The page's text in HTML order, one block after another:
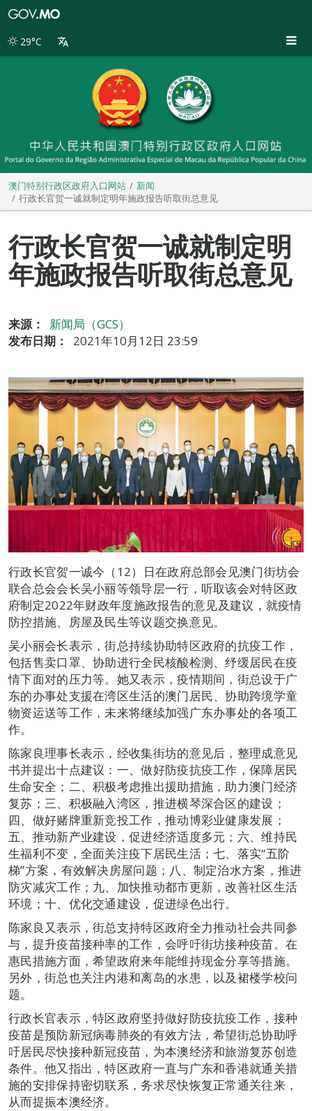
别
29°C
澳门特别行政区政府入口网站
新闻
行政长官贺一诚就制定明年施政报告听取街总意见
行政长官贺一诚就制定明
年施政报告听取街总意见
来源：
新闻局（GCS）
发布日期：
2021年10月12日 23:59
行政长官贺一诚今（12）日在政府总部会见澳门街坊会
联合总会会长吴小丽等领导层一行，听取该会对特区政
府制定2022年财政年度施政报告的意见及建议，就疫情
防控措施、房屋及民生等议题交换意见。
吴小丽会长表示，街总持续协助特区政府的抗疫工作，
包括售卖口罩、协助进行全民核酸检测、纾缓居民在疫
情下面对的压力等。她又表示，疫情期间，街总设于广
东的办事处支援在湾区生活的澳门居民、协助跨境学童
物资运送等工作，未来将继续加强广东办事处的各项工
作。
陈家良理事长表示，经收集街坊的意见后，整理成意见
书并提出十点建议：一、做好防疫抗疫工作，保障居民
生命安全；二、积极考虑推出援助措施，助力澳门经济
复苏；三、积极融入湾区，推进横琴深合区的建设；
四、做好赌牌重新竞投工作，推动博彩业健康发展；
五、推动新产业建设，促进经济适度多元；六、维持民
生福利不变，全面关注疫下居民生活；七、落实“五阶
梯”方案，有效解决房屋问题；八、制定治水方案，推进
防灾减灾工作；九、加快推动都市更新，改善社区生活
环境；十、优化交通建设，促进绿色出行。
陈家良又表示，街总支持特区政府全力推动社会共同参
与，提升疫苗接种率的工作，会呼吁街坊接种疫苗。在
惠民措施方面，希望政府来年能维持现金分享等措施。
另外，街总也关注内港和离岛的水患，以及裙楼学校问
题。
行政长官表示，特区政府坚持做好防疫抗疫工作，接种
疫苗是预防新冠病毒肺炎的有效方法，希望街总协助呼
吁居民尽快接种新冠疫苗，为本澳经济和旅游复苏创造
条件。他又指出，特区政府一直与广东和香港就通关措
施的安排保持密切联系，务求尽快恢复正常通关往来，
从而提振本澳经济。